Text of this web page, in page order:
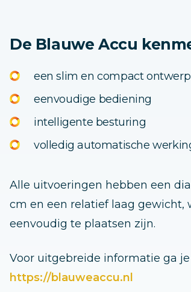
De Blauwe Accu
een slim en compact ontwerp
eenvoudige bediening
intelligente besturing
volledig automatische
Alle uitvoeringen hebben een
cm en een relatief laag gewicht,
eenvoudig te plaatsen zijn.
Voor uitgebreide informatie ga je
https://blauweaccu.nl